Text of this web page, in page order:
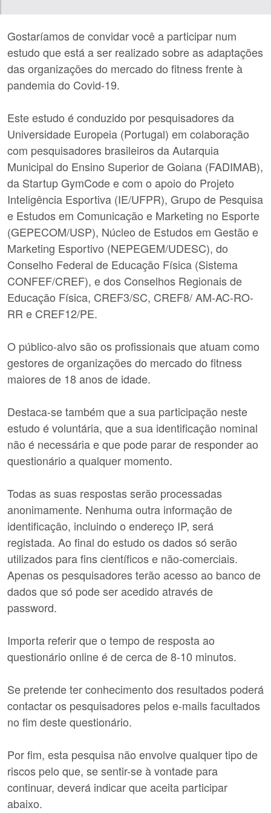
Gostaríamos de convidar você a participar num
estudo que está a ser realizado sobre as adaptações
das organizações do mercado do fitness frente à
pandemia do Covid-19.
Este estudo é conduzido por pesquisadoresda
Universidade Europeia (Portugal) em colaboração
com pesquisadores brasileiros da Autarquia
Municipal do Ensino Superior de Goiana (FADIMAB),
da Startup GymCode e com o apoio do Projeto
Inteligência Esportiva (IE/UFPR), Grupo de Pesquisa
e Estudos em Comunicação e Marketing no Esporte
(GEPECOM/USP), Núcleo de Estudos em Gestão e
Marketing Esportivo (NEPEGEM/UDESC), do
Conselho Federal de Educação Física (Sistema
CONFEF/CREF), e dos Conselhos Regionais de
Educação Física, CREF3/SC, CREF8/ AM-AC-RO-
RR e CREF12/PE.
O público-alvo são os profissionais que atuam como
gestores de organizações do mercado do fitness
maiores de 18 anos de idade.
Destaca-se também que a sua participação neste
estudo é voluntária, que a sua identificação nominal
não é necessária e que pode parar de responder ao
questionário a qualquer momento.
Todas as suas respostas serão processadas
anonimamente. Nenhuma outra informação de
identificação, incluindo o endereço IP, será
registada. Ao final do estudo os dados só serão
utilizados para fins científicos e não-comerciais.
Apenas os pesquisadores terão acesso ao banco de
dados que só pode ser acedido através de
password.
Importa referir que o tempo de resposta ao
questionário online é de cerca de 8-10 minutos.
Se pretende ter conhecimento dos resultados poderá
contactar os pesquisadores pelos e-mails facultados
no fim deste questionário.
Por fim, esta pesquisa não envolve qualquer tipo de
riscos pelo que, se sentir-se à vontade para
continuar, deverá indicar que aceita participar
abaixo.